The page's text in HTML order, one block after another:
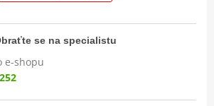
se na specialistu
e-shopu